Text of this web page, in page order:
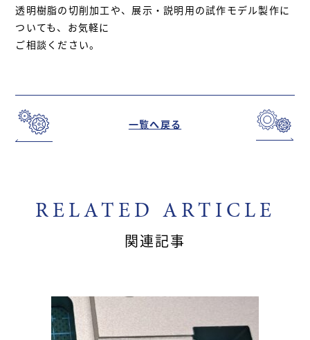
透明樹脂の切削加工や、展示・説明用の試作モデル製作に
ついても、お気軽に
ご相談ください。
一覧へ戻る
RELATED ARTICLE
関連記事